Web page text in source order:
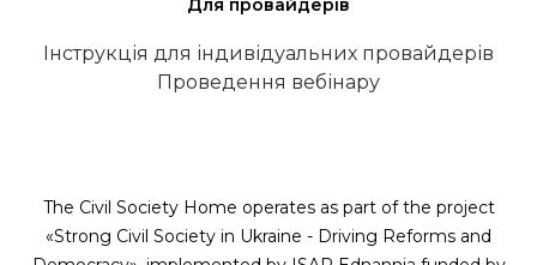
Для провайдерів
Інструкція для індивідуальних провайдерів
Проведення вебінару
The Civil Society Home operates as part of the project
«Strong Civil Society in Ukraine - Driving Reforms and